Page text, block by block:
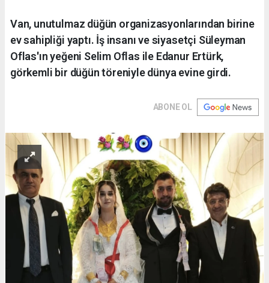
Van, unutulmaz düğün organizasyonlarından birine
ev sahipliği yaptı. İş insanı ve siyasetçi Süleyman
Oflas'ın yeğeni Selim Oflas ile Edanur Ertürk,
görkemli bir düğün töreniyle dünya evine girdi.
ABONE OL